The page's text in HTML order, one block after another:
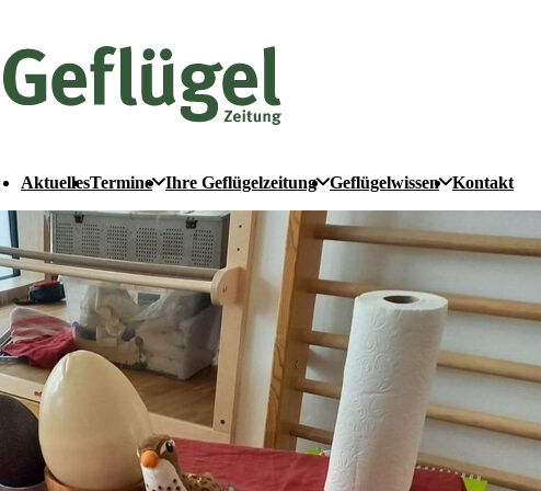
AktuellesTermine Ihre Geflügelzeitung Geflügelwissen Kontakt